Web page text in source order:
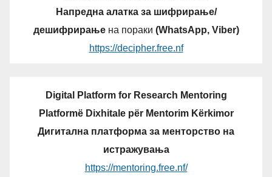
Напредна алатка за шифрирање/
дешифрирањена пораки (WhatsApp, Viber)
https://decipher.free.nf
Digital Platform for Research Mentoring
Platformë Dixhitale për Mentorim Kërkimor
Дигитална платформа за менторство на
истражувања
https://mentoring.free.nf/